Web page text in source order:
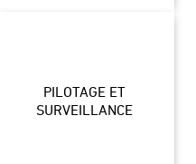
PILOTAGE ET
SURVEILLANCE